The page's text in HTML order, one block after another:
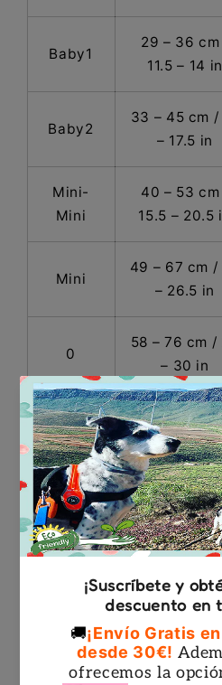
Baby1
29 – 36
11.5 – 14 in
Baby2
33 – 45 cm /
– 17.5 in
Mini-
Mini
40 – 53
15.5 – 20.5
Mini
49 – 67 cm /
– 26.5 in
0
58 – 76 cm /
– 30 in
1
63 – 85 cm /
– 33.5 in
2
71 – 96 cm /
– 37.5 in
32.5 – 46.5
96 – 138
38 – 54.5